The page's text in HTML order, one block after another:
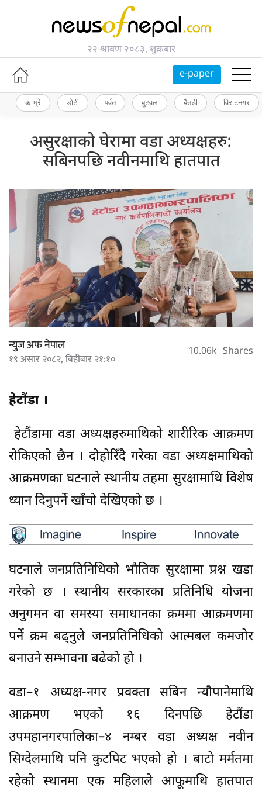
२२ श्रावण २०८३, शुक्रबार
e-paper
काभ्रे डोटी पर्वत बुटवल बैतडी विराटनगर
असुरक्षाको घेरामा वडा अध्यक्षहरु:
सबिनपछि नवीनमाथि हातपात
न्युज अफ नेपाल
१९ असार २०८२, बिहीबार २१:१० 10.06k Shares
हेटौंडा ।
हेटौंडामा वडा अध्यक्षहरुमाथिको शारीरिक आक्रमण
रोकिएको छैन । दोहोरिँदै गरेका वडा अध्यक्षमाथिको
आक्रमणका घटनाले स्थानीय तहमा सुरक्षामाथि विशेष
ध्यान दिनुपर्ने खाँचो देखिएको छ ।
घटनाले जनप्रतिनिधिको भौतिक सुरक्षामा प्रश्न खडा
गरेको छ । स्थानीय सरकारका प्रतिनिधि योजना
अनुगमन वा समस्या समाधानका क्रममा आक्रमणमा
पर्ने क्रम बढ्नुले जनप्रतिनिधिको आत्मबल कमजोर
बनाउने सम्भावना बढेको हो ।
वडा–१ अध्यक्ष-नगर प्रवक्ता सबिन न्यौपानेमाथि
आक्रमण भएको १६ दिनपछि हेटौंडा
उपमहानगरपालिका–४ नम्बर वडा अध्यक्ष नवीन
सिग्देलमाथि पनि कुटपिट भएको हो । बाटो मर्मतमा
रहेको स्थानमा एक महिलाले आफूमाथि हातपात